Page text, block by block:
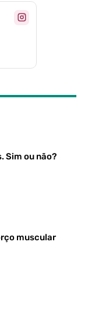
Sim ou não?
muscular